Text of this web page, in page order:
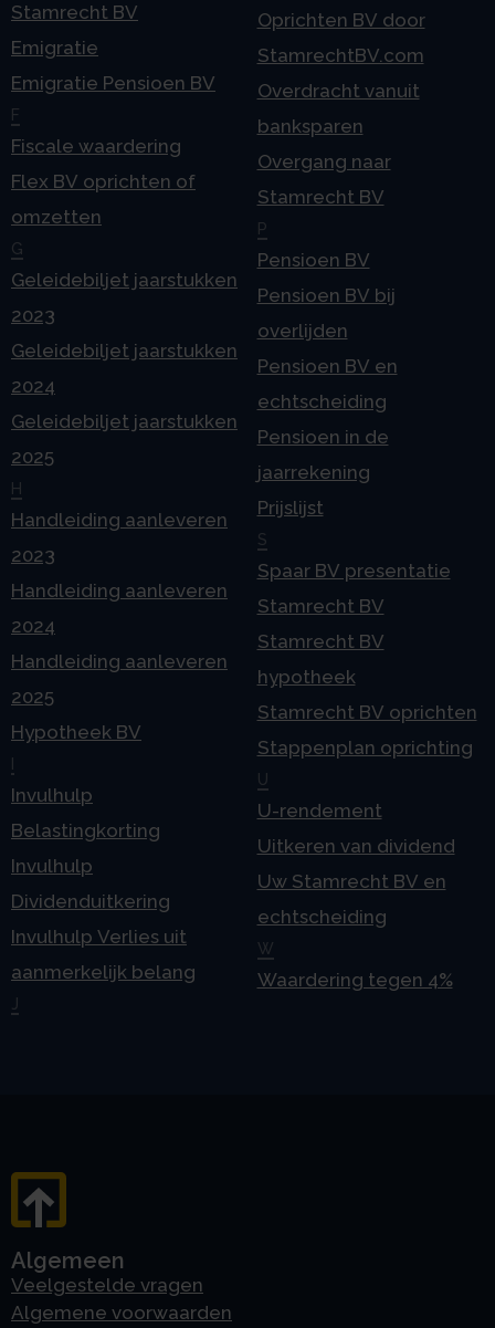
Stamrecht BV
Emigratie
Emigratie Pensioen BV
F
Fiscale waardering
Flex BV oprichten of
omzetten
G
Geleidebiljet jaarstukken
2023
Geleidebiljet jaarstukken
2024
Geleidebiljet jaarstukken
2025
H
Handleiding aanleveren
2023
Handleiding aanleveren
2024
Handleiding aanleveren
2025
Hypotheek BV
Invulhulp
Belastingkorting
Invulhulp
Dividenduitkering
Invulhulp Verlies uit
aanmerkelijk belang
J
Oprichten BV door
StamrechtBV.com
Overdracht vanuit
banksparen
Overgang naar
Stamrecht BV
P
Pensioen BV
Pensioen BV bij
overlijden
Pensioen BV en
echtscheiding
Pensioen in de
jaarrekening
Prijslijst
S
Spaar BV presentatie
Stamrecht BV
Stamrecht BV
hypotheek
Stamrecht BV oprichten
Stappenplan oprichting
U
U-rendement
Uitkeren van dividend
Uw Stamrecht BV en
echtscheiding
W
Waardering tegen 4%
Algemeen
Veelgestelde vragen
Algemene voorwaarden